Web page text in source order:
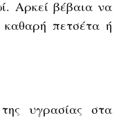
Αρκεί βέβαια να
πετσέτα ή
υγρασίας στα